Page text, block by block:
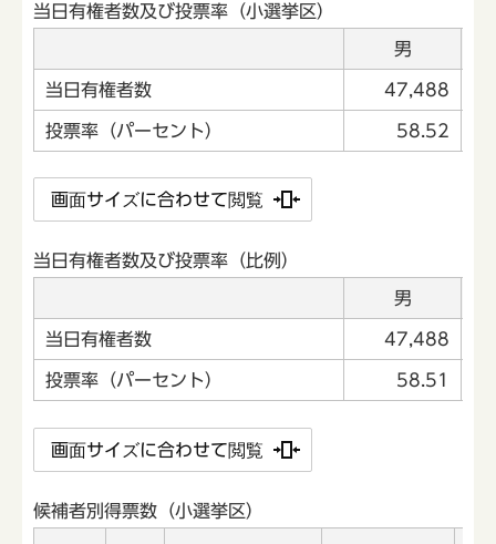
当日有権者数及び投票率（小選挙区）
男
当日有権者数 47,488
投票率（パーセント） 58.52
画面サイズに合わせて閲覧
当日有権者数及び投票率（比例）
男
当日有権者数 47,488
投票率（パーセント） 58.51
画面サイズに合わせて閲覧
候補者別得票数（小選挙区）